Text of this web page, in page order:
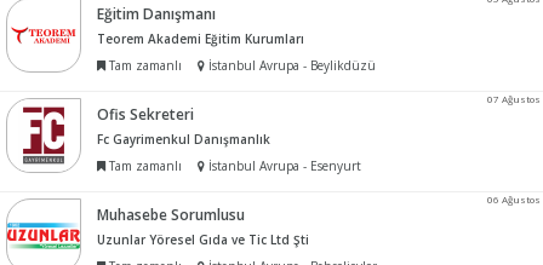
Eğitim Danışmanı
Teorem Akademi Eğitim Kurumları
Tam zamanlı
İstanbul Avrupa - Beylikdüzü
07 Ağustos
Ofis Sekreteri
Fc Gayrimenkul Danışmanlık
Tam zamanlı
İstanbul Avrupa - Esenyurt
06 Ağustos
Muhasebe Sorumlusu
Uzunlar Yöresel Gıda ve Tic Ltd Şti